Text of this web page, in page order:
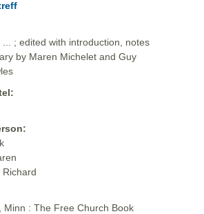
... ; edited with introduction, notes
by Maren Michelet and Guy
Richard
Minn : The Free Church Book